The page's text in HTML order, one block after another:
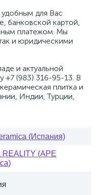
для Вас
банковской картой,
платежом. Мы
и юридическими
и актуальной
+7 (983) 316-95-13. В
плитка и
Индии, Турции,
(Испания)
REALITY (APE